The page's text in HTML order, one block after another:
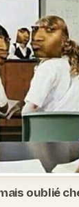
oublié